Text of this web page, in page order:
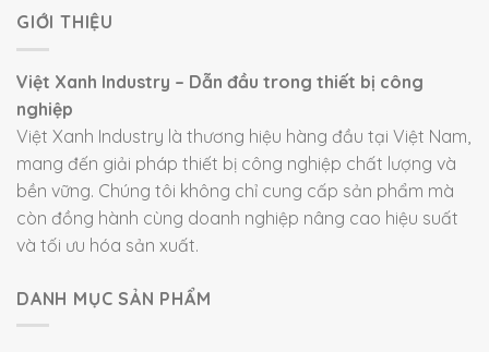
GIỚI THIỆU
Việt Xanh Industry – Dẫn đầu trong thiết bị công
nghiệp
Việt Xanh Industry là thương hiệu hàng đầu tại Việt Nam,
mang đến giải pháp thiết bị công nghiệp chất lượng và
bền vững. Chúng tôi không chỉ cung cấp sản phẩm mà
còn đồng hành cùng doanh nghiệp nâng cao hiệu suất
và tối ưu hóa sản xuất.
DANH MỤC SẢN PHẨM